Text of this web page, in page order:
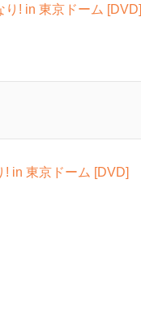
! in 東京ドーム [DVD]
in 東京ドーム [DVD]